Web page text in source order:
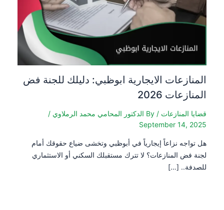
المنازعات الايجارية ابوظبي: دليلك للجنة فض
المنازعات 2026
قضايا المنازعات / By الدكتور المحامي محمد الرملاوي /
September 14, 2025
هل تواجه نزاعاً إيجارياً في أبوظبي وتخشى ضياع حقوقك أمام
لجنة فض المنازعات؟ لا تترك مستقبلك السكني أو الاستثماري
للصدفة.. […]